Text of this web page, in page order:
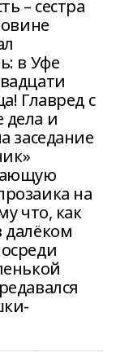
– сестра
в Уфе
Главред с
дела и
заседание
на
что, как
далёком